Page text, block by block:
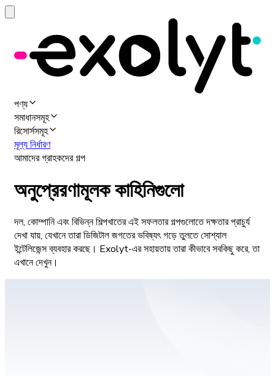
পণ্য
সমাধানসমূহ
রিসোর্সসমূহ
মূল্য নির্ধারণ
আমাদের গ্রাহকদের গল্প
অনুপ্রেরণামূলক কাহিনিগুলো
দল, কোম্পানি এবং বিভিন্ন শিল্পখাতের এই সফলতার গল্পগুলোতে দক্ষতার প্রাচুর্য
দেখা যায়, যেখানে তারা ডিজিটাল জগতের ভবিষ্যৎ গড়ে তুলতে সোশ্যাল
ইন্টেলিজেন্স ব্যবহার করছে। Exolyt-এর সহায়তায় তারা কীভাবে সবকিছু করে, তা
এখানে দেখুন।